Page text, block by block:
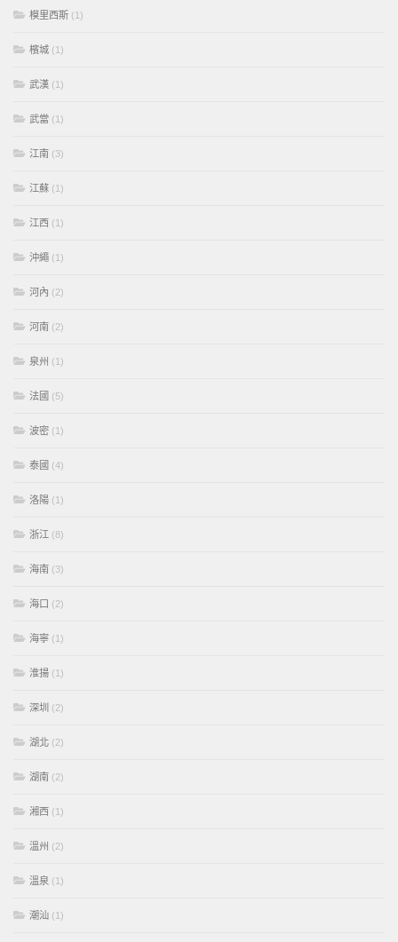
模里西斯 (1)
檳城 (1)
武漢 (1)
武當 (1)
江南 (3)
江蘇 (1)
江西 (1)
沖繩 (1)
河內 (2)
河南 (2)
泉州 (1)
法國 (5)
波密 (1)
泰國 (4)
洛陽 (1)
浙江 (8)
海南 (3)
海口 (2)
海寧 (1)
淮揚 (1)
深圳 (2)
湖北 (2)
湖南 (2)
湘西 (1)
溫州 (2)
溫泉 (1)
潮汕 (1)